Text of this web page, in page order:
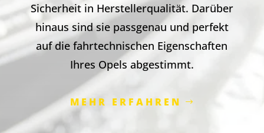
Sicherheit in Herstellerqualität. Darüber
hinaus sind sie passgenau und perfekt
auf die fahrtechnischen Eigenschaften
Ihres Opels abgestimmt.
MEHR ERFAHREN